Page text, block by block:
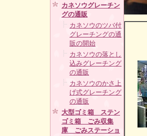
カネソウグレーチン
グの通販
カネソウのツバ付
グレーチングの通
販の開始
カネソウの落とし
込みグレーチング
の通販
カネソウのかさ上
げ式グレーチング
の通販
大型ゴミ箱 ステン
ゴミ箱 ごみ収集
庫 ごみステーショ